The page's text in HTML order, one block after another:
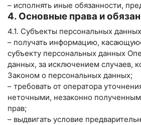
– исполнять иные обязанности,
4. Основные права и
4.1. Субъекты персональных
– получать информацию,
субъекту персональных данных
данных, за исключением случаев,
Законом о персональных данных;
– требовать от оператора
неточными, незаконно
прав;
– выдвигать условие